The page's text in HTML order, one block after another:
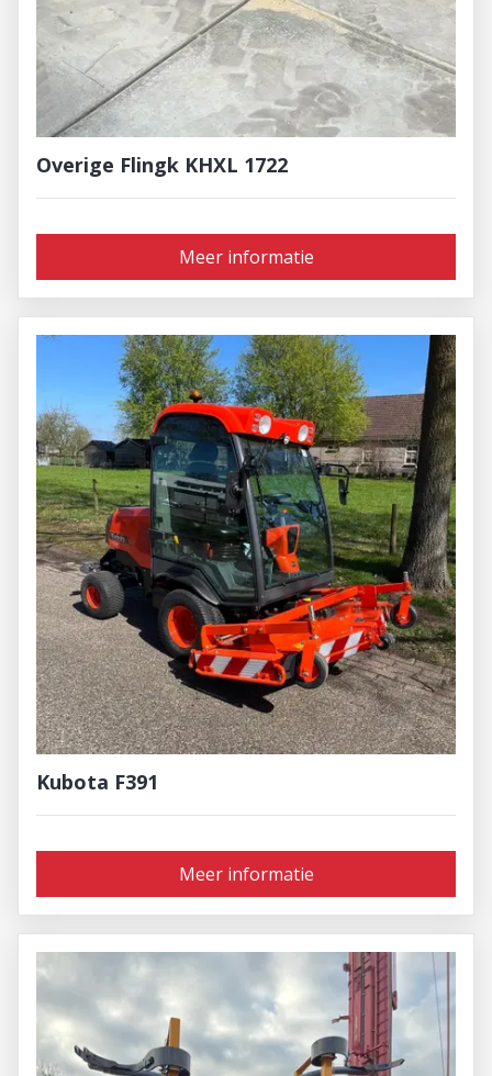
Overige Flingk KHXL 1722
Meer informatie
Kubota F391
Meer informatie